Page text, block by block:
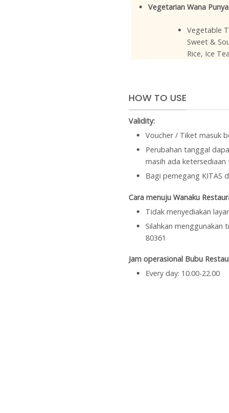
Vegetarian Wana
Vegetable
Sweet &
Rice, Ice Tea
HOW TO USE
Validity:
Voucher / Tiket masuk
Perubahan tanggal
masih ada
Bagi pemegang KITAS
Cara menuju Wanaku
Tidak menyediakan
Silahkan menggunakan
80361
Jam operasional Bubu
Every day: 10.00-22.00